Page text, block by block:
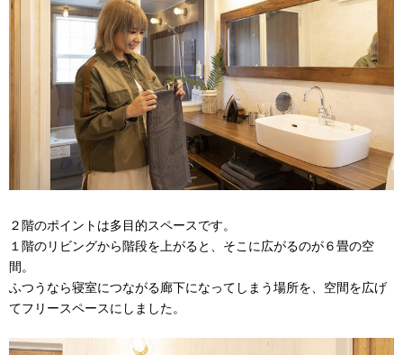
２階のポイントは多目的スペースです。
１階のリビングから階段を上がると、そこに広がるのが６畳の空
間。
ふつうなら寝室につながる廊下になってしまう場所を、空間を広げ
てフリースペースにしました。